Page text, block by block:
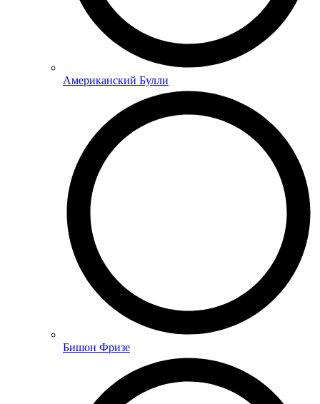
Американский Булли
Бишон Фризе